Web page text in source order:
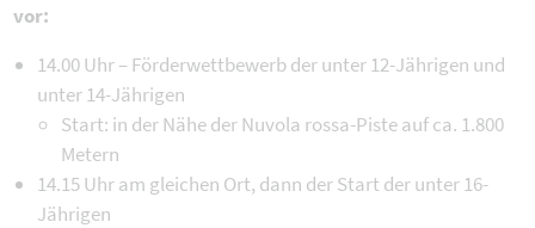
vor:
14.00 Uhr – Förderwettbewerb der unter 12-Jährigen und
unter 14-Jährigen
Start: in der Nähe der Nuvola rossa-Piste auf ca. 1.800
Metern
14.15 Uhr am gleichen Ort, dann der Start der unter 16-
Jährigen